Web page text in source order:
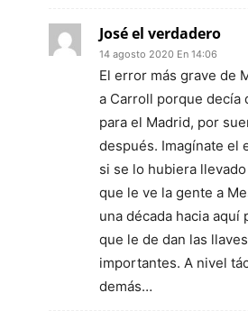
José el verdadero
14 agosto 2020 En 14:06
El error más grave de
a Carroll porque decía
para el Madrid, por
después. Imagínate el
si se lo hubiera
que le ve la gente a
una década hacia aquí
que le de dan las
importantes. A nivel
demás…